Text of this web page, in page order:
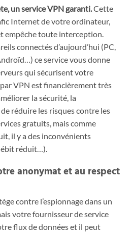
un service VPN garanti.Cette
Internet de ​​votre ordinateur,
empêche toute interception.
connectés d’aujourd’hui (PC,
ce service vous donne
qui sécurisent votre
VPN est financièrement très
la sécurité, la
réduire les risques contre les
gratuits, mais comme
il y a des inconvénients
réduit…).
anonymat et au respect
contre l’espionnage dans un
votre fournisseur de service
flux de données et il peut